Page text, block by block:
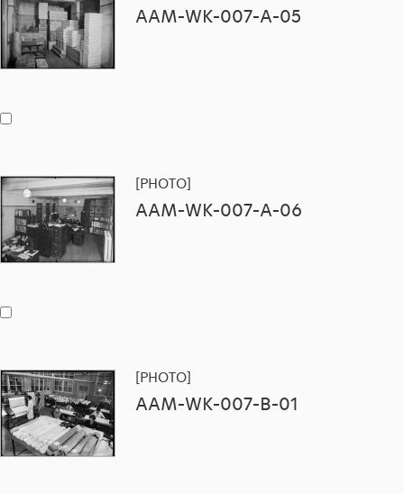
AAM-WK-007-A-05
[PHOTO]
AAM-WK-007-A-06
[PHOTO]
AAM-WK-007-B-01